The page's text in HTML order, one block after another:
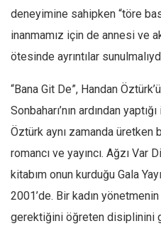
deneyimine sahipken “töre
inanmamız için de annesi ve
ötesinde ayrıntılar
“Bana Git De”, Handan
Sonbaharı’nın ardından
Öztürk aynı zamanda
romancı ve yayıncı. Ağzı
kitabım onun kurduğu Gala
2001’de. Bir kadın
gerektiğini öğreten disiplinini